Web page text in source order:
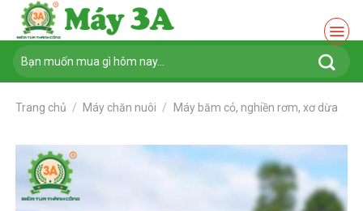
Chuyển
nội
dung
Tìm
kiếm:
Trang chủ / Máy chăn nuôi / Máy băm cỏ, nghiền rơm, xơ dừa